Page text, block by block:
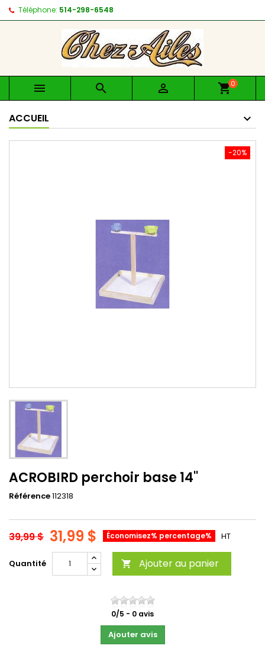
Téléphone: 514-298-6548
   shopping_cart0
ACCUEIL
-20%
ACROBIRD perchoir base 14''
Référence112318
39,99 $ 31,99 $ Économisez% percentage% HT
Quantité  Ajouter au panier
0/5 - 0 avis
Ajouter avis